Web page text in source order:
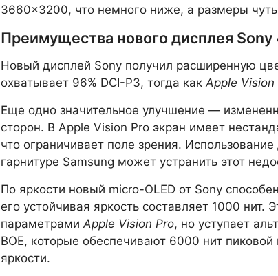
3660×3200, что немного ниже, а размеры
Преимущества нового дисплея Sony
Новый дисплей Sony получил расширенную
охватывает 96% DCI-P3, тогда как Apple Vision
Еще одно значительное улучшение —
сторон. В Apple Vision Pro экран имеет
что ограничивает поле зрения.
гарнитуре Samsung может устранить этот
По яркости новый micro-OLED от Sony
его устойчивая яркость составляет 1000 нит.
параметрами Apple Vision Pro, но уступает
BOE, которые обеспечивают 6000 нит пиковой
яркости.